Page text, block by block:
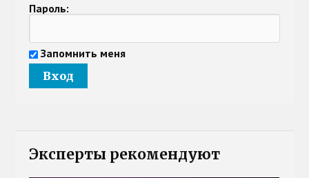
Пароль:
Запомнить меня
Эксперты рекомендуют